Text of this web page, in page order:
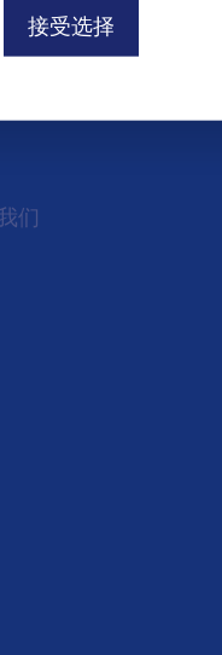
们
接受选择